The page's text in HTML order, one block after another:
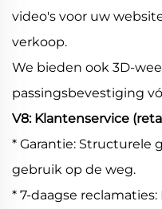
video's voor uw
verkoop.
We bieden ook 3D-
passingsbevestiging
V8: Klantenservice
* Garantie: Structurele
gebruik op de weg.
* 7-daagse